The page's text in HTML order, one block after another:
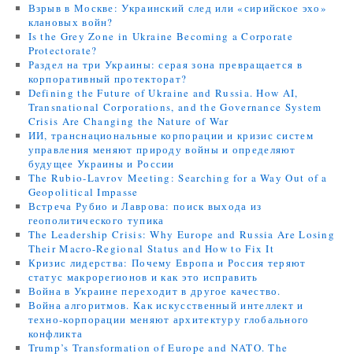
Взрыв в Москве: Украинский след или «сирийское эхо»
клановых войн?
Is the Grey Zone in Ukraine Becoming a Corporate
Protectorate?
Раздел на три Украины: серая зона превращается в
корпоративный протекторат?
Defining the Future of Ukraine and Russia. How AI,
Transnational Corporations, and the Governance System
Crisis Are Changing the Nature of War
ИИ, транснациональные корпорации и кризис систем
управления меняют природу войны и определяют
будущее Украины и России
The Rubio-Lavrov Meeting: Searching for a Way Out of a
Geopolitical Impasse
Встреча Рубио и Лаврова: поиск выхода из
геополитического тупика
The Leadership Crisis: Why Europe and Russia Are Losing
Their Macro-Regional Status and How to Fix It
Кризис лидерства: Почему Европа и Россия теряют
статус макрорегионов и как это исправить
Война в Украине переходит в другое качество.
Война алгоритмов. Как искусственный интеллект и
техно-корпорации меняют архитектуру глобального
конфликта
Trump’s Transformation of Europe and NATO. The